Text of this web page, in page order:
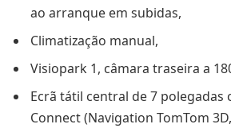
ao arranque em subidas,
Climatização manual,
Visiopark 1, câmara traseira a
Ecrã tátil central de 7 polegadas
Connect (Navigation TomTom